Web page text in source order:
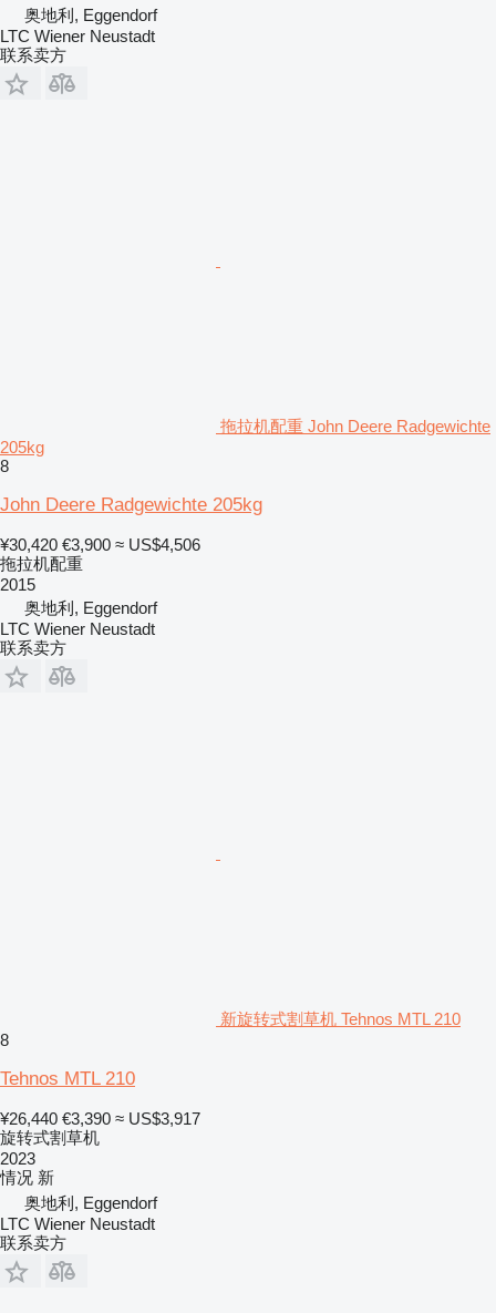
奥地利, Eggendorf
LTC Wiener Neustadt
联系卖方
拖拉机配重 John Deere Radgewichte
205kg
8
John Deere Radgewichte 205kg
¥30,420 €3,900 ≈ US$4,506
拖拉机配重
2015
奥地利, Eggendorf
LTC Wiener Neustadt
联系卖方
新旋转式割草机 Tehnos MTL 210
8
Tehnos MTL 210
¥26,440 €3,390 ≈ US$3,917
旋转式割草机
2023
情况 新
奥地利, Eggendorf
LTC Wiener Neustadt
联系卖方